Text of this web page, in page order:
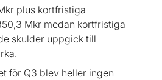
plus kortfristiga
Mkr medan kortfristiga
skulder uppgick till
för Q3 blev heller ingen